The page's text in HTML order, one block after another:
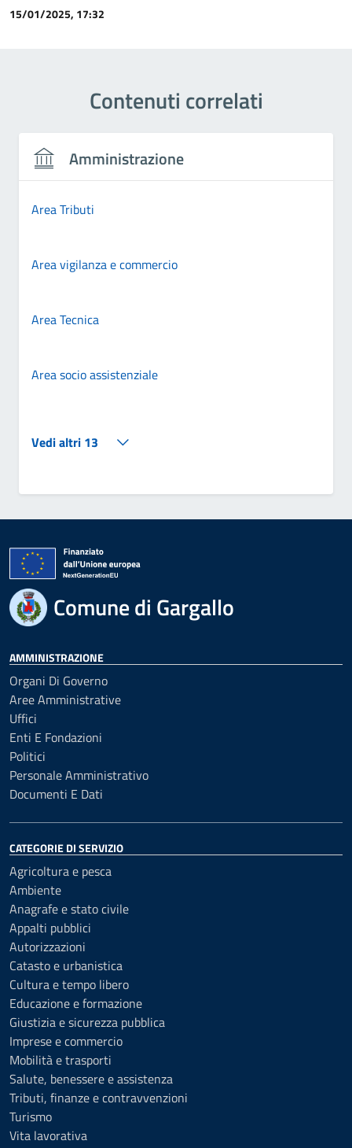
15/01/2025, 17:32
Contenuti correlati
Amministrazione
Area Tributi
Area vigilanza e commercio
Area Tecnica
Area socio assistenziale
Vedi altri 13
Comune di Gargallo
AMMINISTRAZIONE
Organi Di Governo
Aree Amministrative
Uffici
Enti E Fondazioni
Politici
Personale Amministrativo
Documenti E Dati
CATEGORIE DI SERVIZIO
Agricoltura e pesca
Ambiente
Anagrafe e stato civile
Appalti pubblici
Autorizzazioni
Catasto e urbanistica
Cultura e tempo libero
Educazione e formazione
Giustizia e sicurezza pubblica
Imprese e commercio
Mobilità e trasporti
Salute, benessere e assistenza
Tributi, finanze e contravvenzioni
Turismo
Vita lavorativa